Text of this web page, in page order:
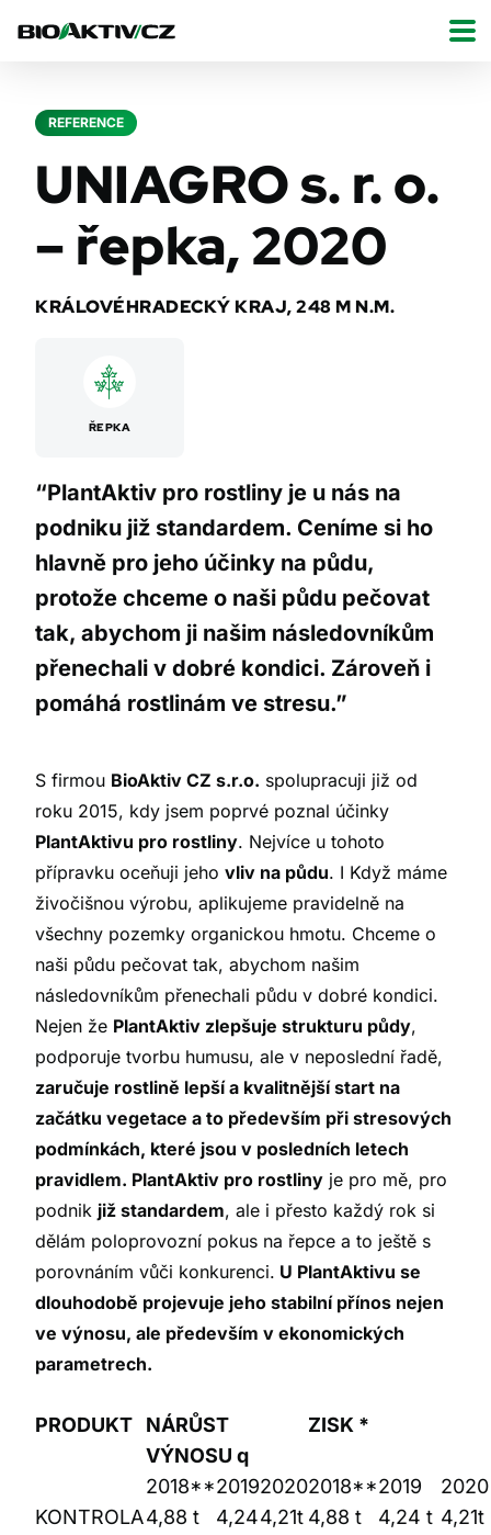
REFERENCE
UNIAGRO s. r. o.
– řepka, 2020
KRÁLOVÉHRADECKÝ KRAJ, 248 M N.M.
ŘEPKA
“PlantAktiv pro rostliny je u nás na
podniku již standardem. Ceníme si ho
hlavně pro jeho účinky na půdu,
protože chceme o naši půdu pečovat
tak, abychom ji našim následovníkům
přenechali v dobré kondici. Zároveň i
pomáhá rostlinám ve stresu.”
S firmou BioAktiv CZ s.r.o. spolupracuji již od
roku 2015, kdy jsem poprvé poznal účinky
PlantAktivu pro rostliny. Nejvíce u tohoto
přípravku oceňuji jeho vliv na půdu. I Když máme
živočišnou výrobu, aplikujeme pravidelně na
všechny pozemky organickou hmotu. Chceme o
naši půdu pečovat tak, abychom našim
následovníkům přenechali půdu v dobré kondici.
Nejen že PlantAktiv zlepšuje strukturu půdy,
podporuje tvorbu humusu, ale v neposlední řadě,
zaručuje rostlině lepší a kvalitnější start na
začátku vegetace a to především při stresových
podmínkách, které jsou v posledních letech
pravidlem. PlantAktiv pro rostliny je pro mě, pro
podnik již standardem, ale i přesto každý rok si
dělám poloprovozní pokus na řepce a to ještě s
porovnáním vůči konkurenci. U PlantAktivu se
dlouhodobě projevuje jeho stabilní přínos nejen
ve výnosu, ale především v ekonomických
parametrech.
PRODUKT
NÁRŮST
VÝNOSU q
ZISK *
2018**201920202018**2019
2020
KONTROLA4,88 t
4,244,21t 4,88 t 4,24 t 4,21t